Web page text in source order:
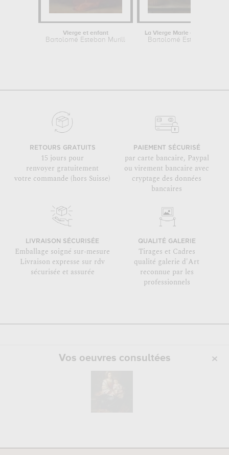
Vierge et enfant
Bartolomé Esteban Murillo Bartolomé Esteban
RETOURS GRATUITS
15 jours pour
renvoyer gratuitement
votre commande (hors Suisse)
PAIEMENT SÉCURISÉ
par carte bancaire, Paypal
ou virement bancaire avec
cryptage des données
bancaires
LIVRAISON SÉCURISÉE
Emballage soigné sur-mesure
Livraison expresse sur rdv
sécurisée et assurée
QUALITÉ GALERIE
Tirages et Cadres
qualité galerie d'Art
reconnue par les
professionnels
Vos oeuvres consultées